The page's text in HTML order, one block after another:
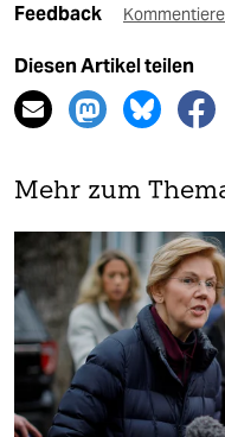
Feedback
Diesen Artikel teilen
Mehr zum